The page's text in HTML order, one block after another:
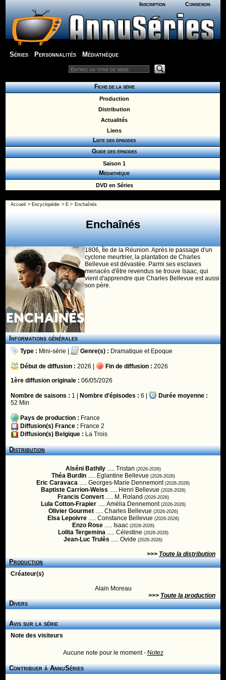
Inscription Connexion
Séries Personnalités Médiathèque
Fiche de la série
Production
Distribution
Actualités
Liens
Liste des épisodes
Guide des épisodes
Saison 1
Médiathèque
DVD en Séries
Accueil > Encyclopédie > E > Enchaînés
Enchaînés
1806, Île de la Réunion. Après le passage d'un
cyclone meurtrier, la plantation de Charles
Bellevue est dévastée. Parmi ses esclaves
menacés d'être revendus se trouve Isaac, qui
vient d'apprendre que Charles Bellevue est aussi
son père.
Informations générales
Type : Mini-série | Genre(s) : Dramatique et Epoque
Début de diffusion : 2026 | Fin de diffusion : 2026
1ère diffusion originale : 06/05/2026
Nombre de saisons : 1 | Nombre d’épisodes : 6 |
Durée moyenne :
52 Min
Pays de production : France
Diffusion(s) France : France 2
Diffusion(s) Belgique : La Trois
Distribution
Alséni Bathily..... Tristan (2026-2026)
Théa Burdin..... Eglantine Bellevue (2026-2026)
Eric Caravaca ..... Georges-Marie Dennemont (2026-2026)
Baptiste Carrion-Weiss ..... Henri Bellevue (2026-2026)
Francis Convert..... M. Roland (2026-2026)
Lula Cotton-Frapier..... Amélia Dennemont (2026-2026)
Olivier Gourmet..... Charles Bellevue (2026-2026)
Elsa Lepoivre..... Constance Bellevue (2026-2026)
Enzo Rose..... Isaac (2026-2026)
Lolita Tergemina..... Célestine (2026-2026)
Jean-Luc Trulès ..... Ovide (2026-2026)
>>> Toute la distribution
Production
Créateur(s)
Alain Moreau
>>> Toute la production
Divers
Avis sur la série
Note des visiteurs
Aucune note pour le moment - Notez
Contribuer à AnnuSéries